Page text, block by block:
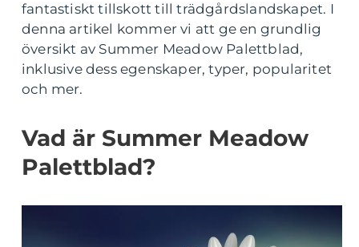
fantastiskt tillskott till trädgårdslandskapet. I
denna artikel kommer vi att ge en grundlig
översikt av Summer Meadow Palettblad,
inklusive dess egenskaper, typer, popularitet
och mer.
Vad är Summer Meadow
Palettblad?